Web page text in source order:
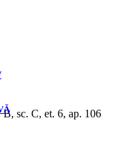
sc. C, et. 6, ap. 106